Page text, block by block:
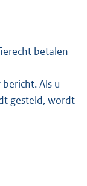
betalen
Als u
gesteld, wordt